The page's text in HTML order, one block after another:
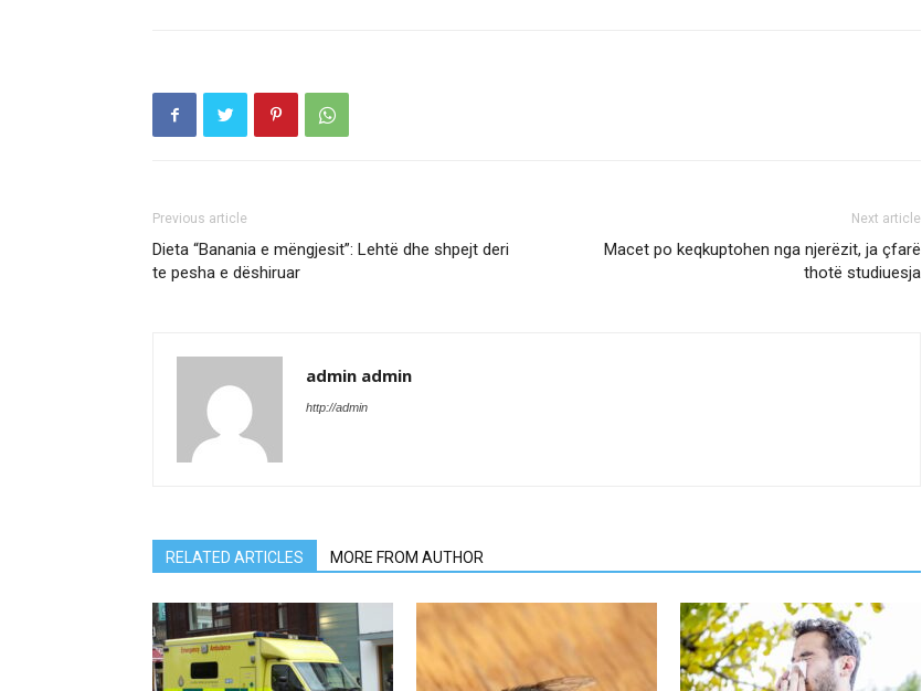
Previous article
Dieta “Banania e mëngjesit”: Lehtë dhe shpejt deri
te pesha e dëshiruar
Next article
Macet po keqkuptohen nga njerëzit, ja çfarë
thotë studiuesja
admin admin
http://admin
RELATED ARTICLES MORE FROM AUTHOR